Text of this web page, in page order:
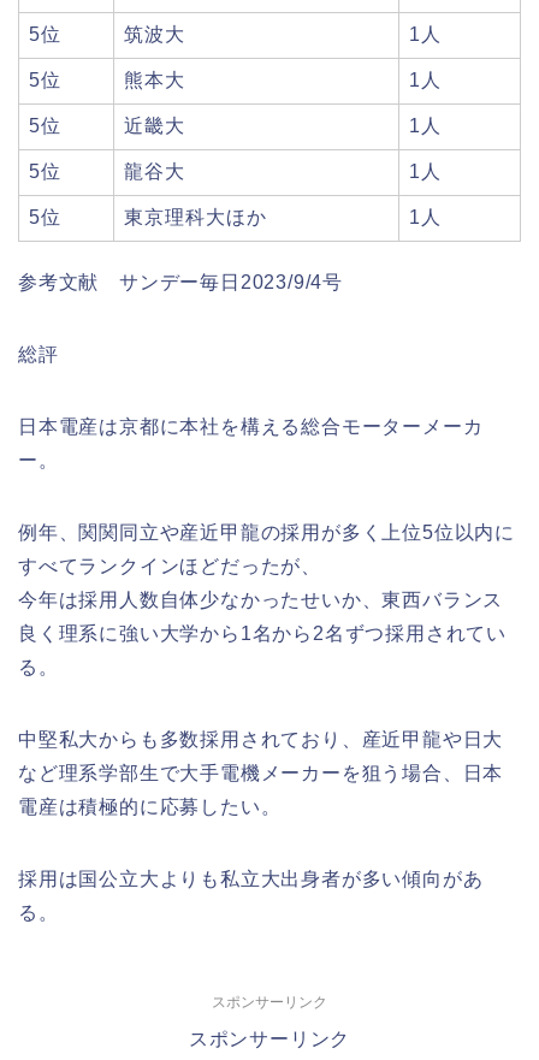
5位 筑波大 1人
5位 熊本大 1人
5位 近畿大 1人
5位 龍谷大 1人
5位 東京理科大ほか 1人
参考文献 サンデー毎日2023/9/4号
総評
日本電産は京都に本社を構える総合モーターメーカ
ー。
例年、関関同立や産近甲龍の採用が多く上位5位以内に
すべてランクインほどだったが、
今年は採用人数自体少なかったせいか、東西バランス
良く理系に強い大学から1名から2名ずつ採用されてい
る。
中堅私大からも多数採用されており、産近甲龍や日大
など理系学部生で大手電機メーカーを狙う場合、日本
電産は積極的に応募したい。
採用は国公立大よりも私立大出身者が多い傾向があ
る。
スポンサーリンク
スポンサーリンク